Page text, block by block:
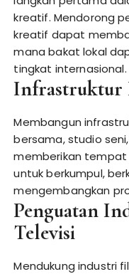
kreatif. Mendorong
kreatif dapat
mana bakat lokal
tingkat internasional.
Infrastruktur
Membangun
bersama, studio
memberikan
untuk berkumpul,
mengembangkan
Penguatan
Televisi
Mendukung industri